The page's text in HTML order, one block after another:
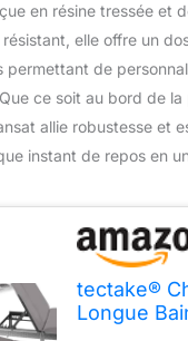
en résine tressée et
elle offre un
permettant de
ce soit au bord de
allie robustesse et
instant de repos en
tectake®
Longue